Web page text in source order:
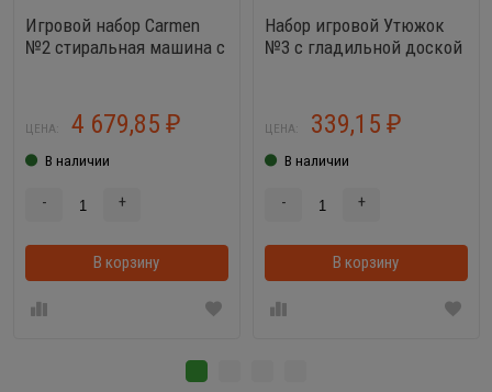
Игровой набор Carmen
№2 стиральная машина с
ЦЕНА: 4 679,85 ₽
В наличии
- +
В корзину
Набор игровой Утюжок
№3 с гладильной доской
ЦЕНА: 339,15 ₽
В наличии
- +
В корзину